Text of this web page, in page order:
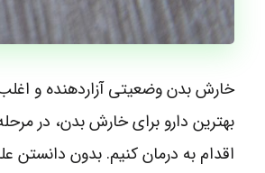
خارش بدن وضعیتی آزاردهنده و اغلب
بهترین دارو برای خارش بدن، در
اقدام به درمان کنیم. بدون